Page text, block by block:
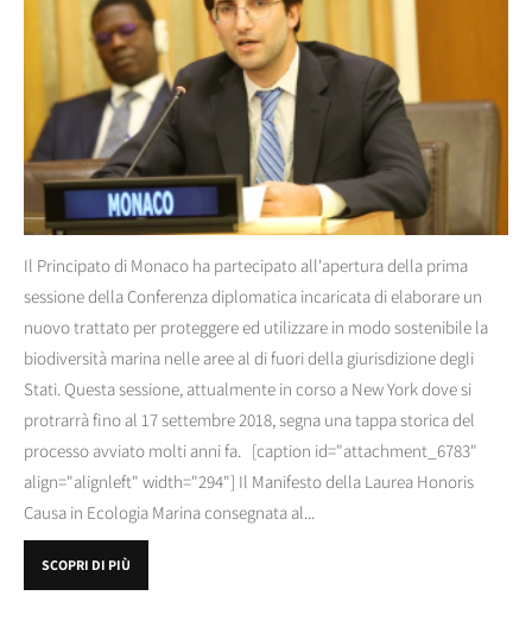
Il Principato di Monaco ha partecipato all'apertura della prima
sessione della Conferenza diplomatica incaricata di elaborare un
nuovo trattato per proteggere ed utilizzare in modo sostenibile la
biodiversità marina nelle aree al di fuori della giurisdizione degli
Stati. Questa sessione, attualmente in corso a New York dove si
protrarrà fino al 17 settembre 2018, segna una tappa storica del
processo avviato molti anni fa. [caption id="attachment_6783"
align="alignleft" width="294"] Il Manifesto della Laurea Honoris
Causa in Ecologia Marina consegnata al...
SCOPRI DI PIÙ